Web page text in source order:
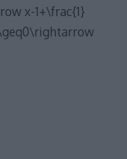
x-1+\frac{1}